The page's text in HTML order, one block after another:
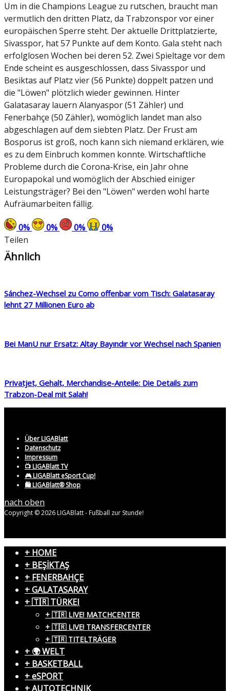
Um in die Champions League zu rutschen, braucht man
vermutlich den dritten Platz, da Trabzonspor vor einer
europäischen Sperre steht. Der aktuelle Drittplatzierte,
Sivasspor, hat 57 Punkte auf dem Konto. Gala steht nach
erfolglosen Wochen bei deren 52. Zwei Spieltage vor dem
Ende scheint es ausgeschlossen, dass Sivasspor und
Besiktas auf Platz vier (56 Punkte) doppelt patzen und
die "Löwen" plötzlich wieder gewinnen. Hinter
Galatasaray lauern Alanyaspor (51 Zähler) und
Fenerbahçe (50 Zähler), womöglich landet man also
abgeschlagen auf dem siebten Platz. Der Frust am
Bosporus ist groß, noch kann sich niemand erklären, wie
es zu dem Einbruch kommen konnte. Wirtschaftliche
Probleme durch die Corona-Krise, ein Jahr ohne
Europapokal und womöglich der Abschied einiger
Leistungsträger? Bei den "Löwen" werden wohl harte
Aufräumarbeiten fällig.
0% 0% 0% 0%
Teilen
Ähnlich
Sánchez-Wechsel zu Como offenbar vom Tisch: Galatasaray
lehnt 27 Millionen Euro ab
Bei ManU nur Ersatz: Altay Bayındır vor Wechsel nach Spanien
Privatjet, Gehalt, Merchandise-Anteile: Die Details zum
Trabzon-Deal mit Salah!
Über LIGABlatt
Datenschutz
Impressum
📺 LIGABlatt TV
🎮 LIGABlatt eSport Cup!
🛍️ LIGABlatt® Shop
nach oben
Copyright © 2026 LIGABlatt - Fußball zur Stunde!
+ HOME
+ BEŞİKTAŞ
+ FENERBAHÇE
+ GALATASARAY
+ 🇹🇷 TÜRKEI
+ 🇹🇷 LIVE! MATCHCENTER
+ 🇹🇷 LIVE! TRANSFERCENTER
+ 🇹🇷 TITELTRÄGER
+ 🌍 WELT
+ BASKETBALL
+ eSPORT
+ AUTOTECHNIK